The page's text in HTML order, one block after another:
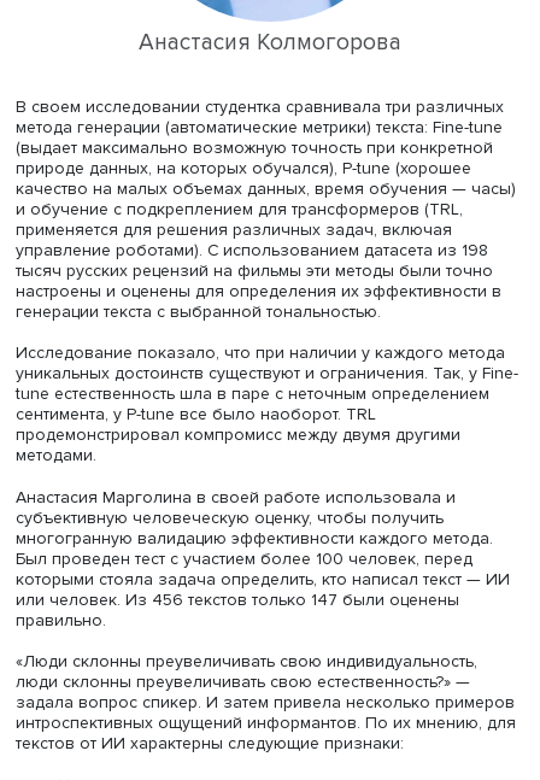
«Потенциал есть, но грязных расшифровок очень
отметила спикер. На лексическом уровне системы
расшифровках отсутствуют специфические нюансы
разговорной речи. «При автоматическом
модели ошиблись один раз и начинают
добавила исследователь. При этом на выходе
текст без знаков препинания, чего нельзя сказать о
полученных от экспертов текстах. Лабораторией было
принято решение сначала транскрибировать запись
автоматически, а затем использовать ручную
(эксперты уточняют личность спикера и исправляют
конкретные слова).
Интроспективные ощущения информантов
Профессор Санкт-Петербургской школы гуманитарных
искусств НИУ ВШЭАнастасия Колмогороварассказала
исследовании и выпускной квалификационной работе
студентки Анастасии Марголиной «RuGPT3 в роли
кинокритика: исследование методов контролируемой
генерации кинорецензий с выбранной тональностью на
русском языке».